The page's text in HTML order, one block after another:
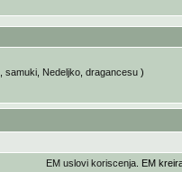
samuki, Nedeljko, dragancesu)
EM uslovi koriscenja . EM